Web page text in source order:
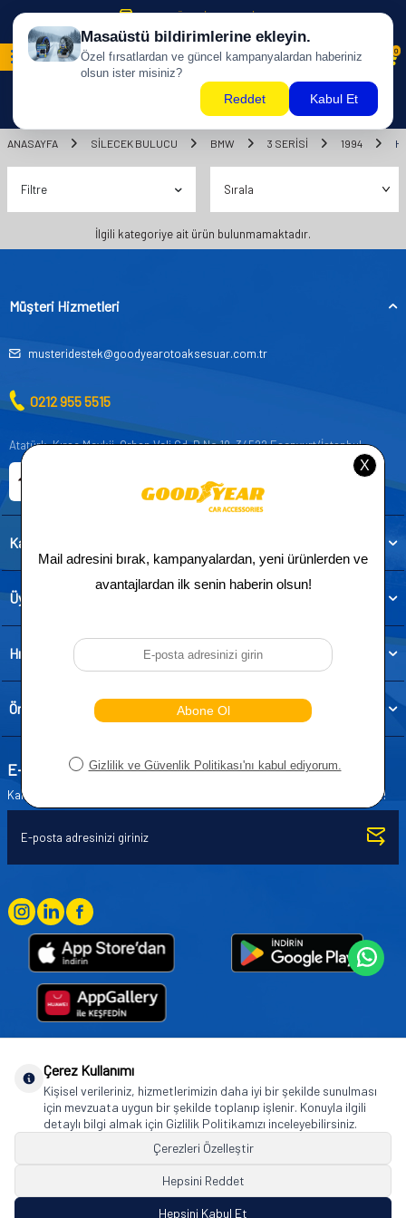
500 TL ÜZERİ KARGO BİZDEN !
0
ANASAYFA SILECEK BULUCU BMW 3 SERİSİ 1994
Filtre
İlgili kategoriye ait ürün bulunmamaktadır.
Müşteri Hizmetleri
musteridestek@goodyearotoaksesuar.com.tr
0212 955 5515
Atatürk, Kıraç Mevkii, Orhan Veli Cd. D:No:19, 34522 Esenyurt/İstanbul
Kategoriler
Üye
Hızlı Erişim
Önemli Bilgiler
E-Bülten Aboneliği
Kampanya ve yeniliklerden haberdar olmak için e-bültenimize abone olun!
Goodyear (and Winged Foot Design) are trademarks of or licensed to The Goodyear
Tire & Rubber Company used under license by Basbug Group Company,
Istanbul/Türkiye. © 2026 The Goodyear Tire & Rubber Company.
Çerez Kullanımı
Kişisel verileriniz, hizmetlerimizin daha iyi bir şekilde sunulması
için mevzuata uygun bir şekilde toplanıp işlenir. Konuyla ilgili
detaylı bilgi almak için Gizlilik Politikamızı inceleyebilirsiniz.
Çerezleri Özelleştir
Hepsini Reddet
Hepsini Kabul Et